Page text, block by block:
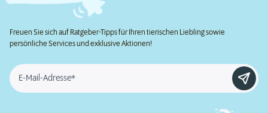
Freuen Sie sich auf Ratgeber-Tipps für Ihren tierischen Liebling sowie
persönliche Services und exklusive Aktionen!
E-Mail-Adresse*